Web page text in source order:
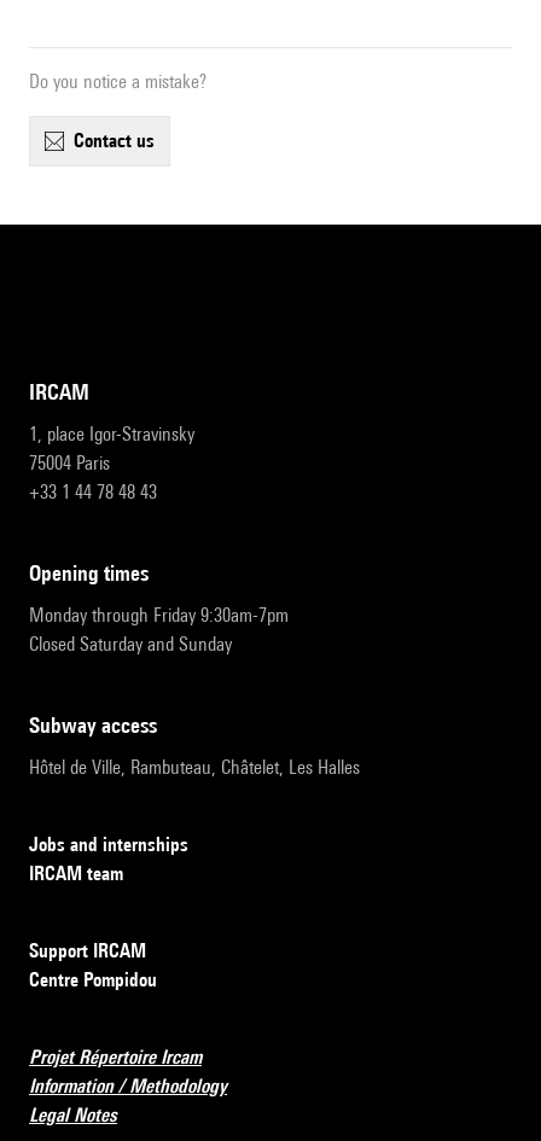
Do you notice a mistake?
contact us
IRCAM
1, place Igor-Stravinsky
75004 Paris
+33 1 44 78 48 43
opening times
Monday through Friday 9:30am-7pm
Closed Saturday and Sunday
subway access
Hôtel de Ville, Rambuteau, Châtelet, Les Halles
Jobs and internships
IRCAM team
Support IRCAM
Centre Pompidou
Projet Répertoire Ircam
Information / Methodology
Legal Notes